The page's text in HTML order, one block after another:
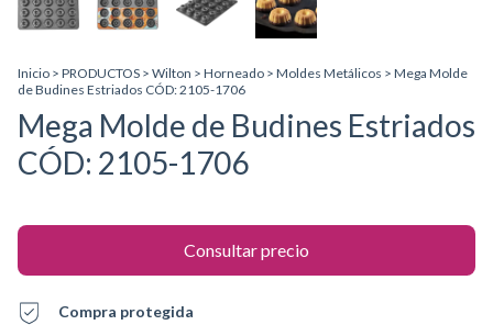
Inicio > PRODUCTOS > Wilton > Horneado > Moldes Metálicos > Mega Molde
de Budines Estriados CÓD: 2105-1706
Mega Molde de Budines Estriados
CÓD: 2105-1706
Compra protegida